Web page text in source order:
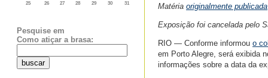
25
26 27 28 29 30 31
Pesquise em
Como atiçar a brasa:
Matéria originalmente publicada
Exposição foi cancelada pelo
RIO — Conforme informou o
em Porto Alegre, será exibida
informações sobre a data da